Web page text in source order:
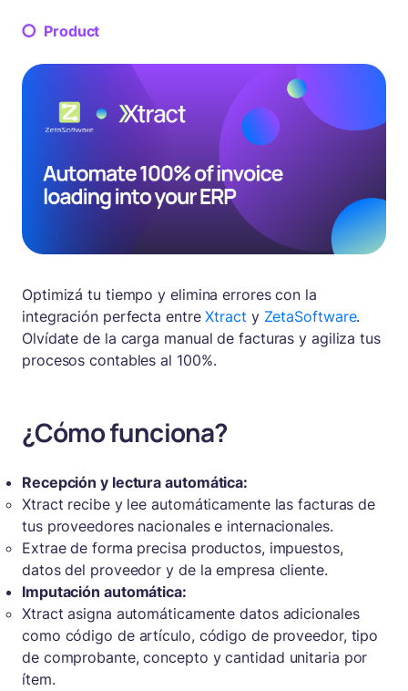
Product
Optimizá tu tiempo y elimina errores con la
integración perfecta entreXtract y ZetaSoftware.
Olvídate de la carga manual de facturas y agiliza tus
procesos contables al 100%.
¿Cómo funciona?
Recepción y lectura automática:
Xtract recibe y lee automáticamente las facturas de
tus proveedores nacionales e internacionales.
Extrae de forma precisa productos, impuestos,
datos del proveedor y de la empresa cliente.
Imputación automática:
Xtract asigna automáticamente datos adicionales
como código de artículo, código de proveedor, tipo
de comprobante, concepto y cantidad unitaria por
ítem.